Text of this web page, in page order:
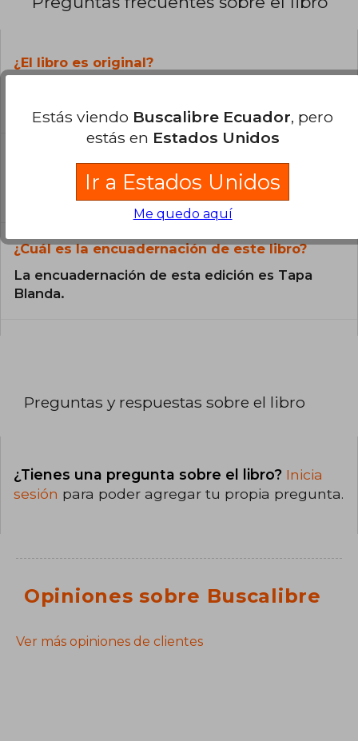
¿El libro es original?
El libro está escrito en Español.
¿Cuál es la encuadernación de este libro?
La encuadernación de esta edición es Tapa
Blanda.
Preguntas y respuestas sobre el libro
¿Tienes una pregunta sobre el libro? Inicia
sesión para poder agregar tu propia pregunta.
Opiniones sobre Buscalibre
Ver más opiniones de clientes
Estás viendo Buscalibre Ecuador, pero
estás en Estados Unidos
Ir a Estados Unidos
Me quedo aquí